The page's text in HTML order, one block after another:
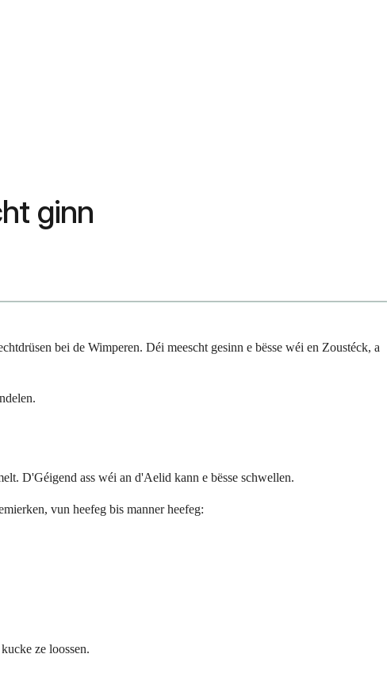
ginn
bei de Wimperen. Déi meescht gesinn e bësse wéi en Zoustéck, a
D'Géigend ass wéi an d'Aelid kann e bësse schwellen.
vun heefeg bis manner heefeg:
ze loossen.